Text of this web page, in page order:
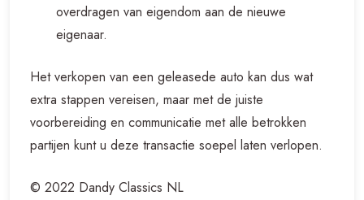
overdragen van eigendom aan de nieuwe
eigenaar.
Het verkopen van een geleasede auto kan dus wat
extra stappen vereisen, maar met de juiste
voorbereiding en communicatie met alle betrokken
partijen kunt u deze transactie soepel laten verlopen.
© 2022 Dandy Classics NL